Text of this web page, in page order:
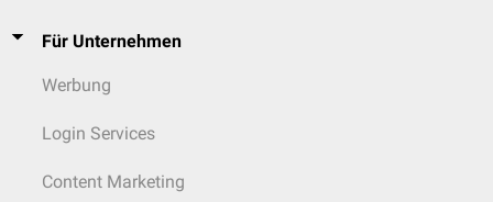
Für Unternehmen
Werbung
Login Services
Content Marketing